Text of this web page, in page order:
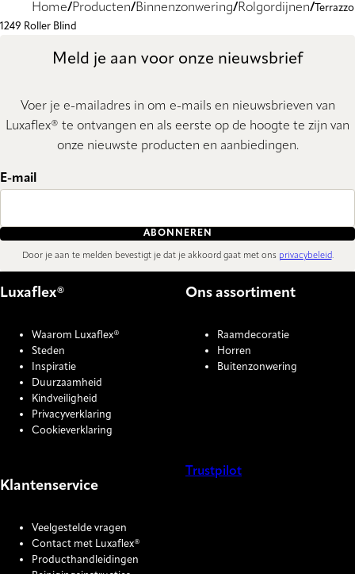
Home Producten Binnenzonwering Rolgordijnen
Terrazzo
1249 Roller Blind
Meld je aan voor onze nieuwsbrief
Voer je e-mailadres in om e-mails en nieuwsbrieven van
Luxaflex® te ontvangen en als eerste op de hoogte te zijn van
onze nieuwste producten en aanbiedingen.
E-mail
ABONNEREN
Door je aan te melden bevestigt je dat je akkoord gaat met ons privacybeleid.
Luxaflex®
Waarom Luxaflex®
Steden
Inspiratie
Duurzaamheid
Kindveiligheid
Privacyverklaring
Cookieverklaring
Ons assortiment
Raamdecoratie
Horren
Buitenzonwering
Klantenservice
Veelgestelde vragen
Contact met Luxaflex®
Producthandleidingen
Trustpilot